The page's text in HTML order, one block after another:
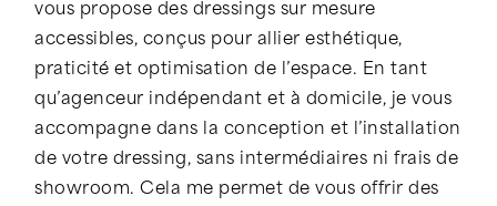
vous propose des dressings sur mesure
accessibles, conçus pour allier esthétique,
praticité et optimisation de l’espace. En tant
qu’agenceur indépendant et à domicile, je vous
accompagne dans la conception et l’installation
de votre dressing, sans intermédiaires ni frais de
showroom. Cela me permet de vous offrir des